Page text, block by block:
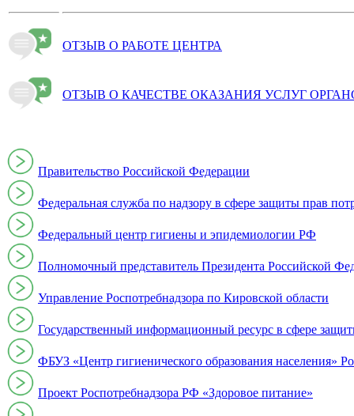
ОТЗЫВ О РАБОТЕ ЦЕНТРА
ОТЗЫВ О КАЧЕСТВЕ ОКАЗАНИЯ УСЛУГ
Правительство Российской Федерации
Федеральная служба по надзору в сфере защиты прав
Федеральный центр гигиены и эпидемиологии РФ
Полномочный представитель Президента Российской
Управление Роспотребнадзора по Кировской области
Государственный информационный ресурс в сфере
ФБУЗ «Центр гигиенического образования населения»
Проект Роспотребнадзора РФ «Здоровое питание»